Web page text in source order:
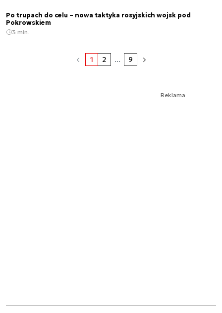
Po trupach do celu – nowa taktyka rosyjskich wojsk pod
Pokrowskiem
3 min.
1 2 ... 9
Reklama